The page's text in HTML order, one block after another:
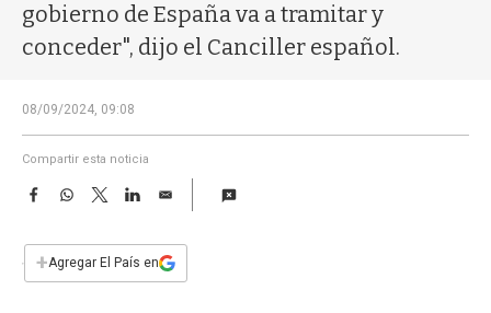
gobierno de España va a tramitar y
conceder", dijo el Canciller español.
08/09/2024, 09:08
Compartir esta noticia
F
e
b
W
s
T
w
t
L
E
i
l
+Agregar El País en